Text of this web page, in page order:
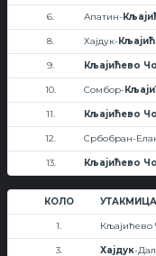
6. Апатин-
8. Хајдук-
9. Кљајићево
10. Сомбор-
11. Кљајићево
12. Србобран-
13. Кљајићево
КОЛО УТАКМИЦА
1.
3. Хајдук-